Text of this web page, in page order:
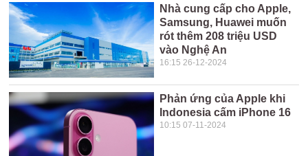
Nhà cung cấp cho Apple,
Samsung, Huawei muốn
rót thêm 208 triệu USD
vào Nghệ An
16:15 26-12-2024
Phản ứng của Apple khi
Indonesia cấm iPhone 16
10:15 07-11-2024